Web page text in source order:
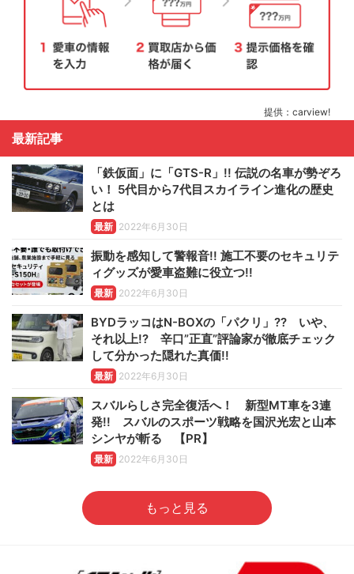
提供：carview!
最新記事
「鉄仮面」に「GTS-R」!! 伝説の名車が勢ぞろ
い！ 5代目から7代目スカイライン進化の歴史
とは
最新 2022年6月30日
振動を感知して警報音!! 施工不要のセキュリテ
ィグッズが愛車盗難に役立つ!!
最新 2022年6月30日
BYDラッコはN-BOXの「パクリ」?? いや、
それ以上!? 辛口”正直”評論家が徹底チェック
して分かった隠れた真価!!
最新 2022年6月30日
スバルらしさ完全復活へ！ 新型MT車を3連
発!! スバルのスポーツ戦略を国沢光宏と山本
シンヤが斬る 【PR】
最新 2022年6月30日
もっと見る